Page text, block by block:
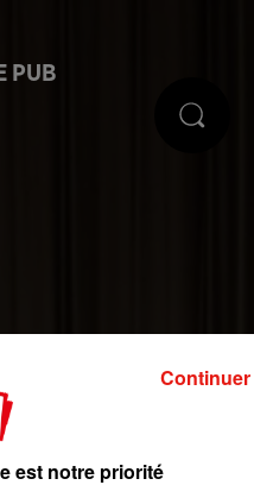
PUB
les
est notre priorité